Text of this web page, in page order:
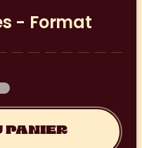
- Format
PANIER